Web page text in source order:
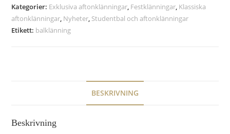
Kategorier: Exklusiva aftonklänningar, Festklänningar, Klassiska
aftonklänningar, Nyheter, Studentbal och aftonklänningar
Etikett: balklänning
BESKRIVNING
Beskrivning